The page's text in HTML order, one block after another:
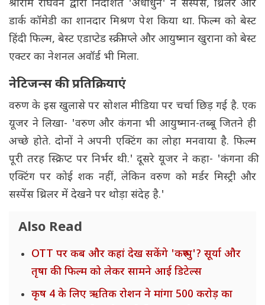
श्रीराम राघवन द्वारा निर्देशित 'अंधाधुन' ने सस्पेंस, थ्रिलर और
डार्क कॉमेडी का शानदार मिश्रण पेश किया था. फिल्म को बेस्ट
हिंदी फिल्म, बेस्ट एडाप्टेड स्क्रीनप्ले और आयुष्मान खुराना को बेस्ट
एक्टर का नेशनल अवॉर्ड भी मिला.
नेटिजन्स की प्रतिक्रियाएं
वरुण के इस खुलासे पर सोशल मीडिया पर चर्चा छिड़ गई है. एक
यूजर ने लिखा- 'वरुण और कंगना भी आयुष्मान-तब्बू जितने ही
अच्छे होते. दोनों ने अपनी एक्टिंग का लोहा मनवाया है. फिल्म
पूरी तरह स्क्रिप्ट पर निर्भर थी.' दूसरे यूजर ने कहा- 'कंगना की
एक्टिंग पर कोई शक नहीं, लेकिन वरुण को मर्डर मिस्ट्री और
सस्पेंस थ्रिलर में देखने पर थोड़ा संदेह है.'
Also Read
OTT पर कब और कहां देख सकेंगे 'करुप्पु'? सूर्या और
तृषा की फिल्म को लेकर सामने आई डिटेल्स
कृष 4 के लिए ऋतिक रोशन ने मांगा 500 करोड़ का